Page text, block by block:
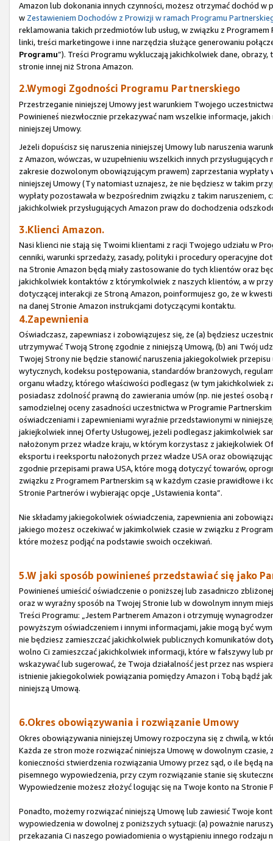
Amazon lub dokonania innych czynności, możesz otrzymać dochód
w Zestawieniem Dochodów z Prowizji w ramach Programu
reklamowania takich przedmiotów lub usług, w związku z
linki, treści marketingowe i inne narzędzia służące generowaniu
Programu”). Treści Programu wykluczają jakichkolwiek dane,
stronie innej niż Strona Amazon.
2.Wymogi Zgodności Programu Partnerskiego
Przestrzeganie niniejszej Umowy jest warunkiem Twojego
Powinieneś niezwłocznie przekazywać nam wszelkie informacje,
niniejszej Umowy.
Jeżeli dopuścisz się naruszenia niniejszej Umowy lub naruszenia
z Amazon, wówczas, w uzupełnieniu wszelkich innych
zakresie dozwolonym obowiązującym prawem) zaprzestania
niniejszej Umowy (Ty natomiast uznajesz, że nie będziesz w takim
wypłaty pozostawała w bezpośrednim związku z takim
jakichkolwiek przysługujących Amazon praw do dochodzenia
3.Klienci Amazon.
Nasi klienci nie stają się Twoimi klientami z racji Twojego udziału w
cenniki, warunki sprzedaży, zasady, polityki i procedury operacyjne
na Stronie Amazon będą miały zastosowanie do tych klientów oraz
jakichkolwiek kontaktów z którymkolwiek z naszych klientów, a w
dotyczącej interakcji ze Stroną Amazon, poinformujesz go, że w
na danej Stronie Amazon instrukcjami dotyczącymi kontaktu.
4.Zapewnienia
Oświadczasz, zapewniasz i zobowiązujesz się, że (a) będziesz
utrzymywać Twoją Stronę zgodnie z niniejszą Umową, (b) ani Twój
Twojej Strony nie będzie stanowić naruszenia jakiegokolwiek
wytycznych, kodeksu postępowania, standardów branżowych,
organu władzy, którego właściwości podlegasz (w tym jakichkolwiek
posiadasz zdolność prawną do zawierania umów (np. nie jesteś
samodzielnej oceny zasadności uczestnictwa w Programie
oświadczeniami i zapewnieniami wyraźnie przedstawionymi w
jakiejkolwiek innej Oferty Usługowej, jeżeli podlegasz jakimkolwiek
nałożonym przez władze kraju, w którym korzystasz z jakiejkolwiek
eksportu i reeksportu nałożonych przez władze USA oraz
zgodnie przepisami prawa USA, które mogą dotyczyć towarów,
związku z Programem Partnerskim są w każdym czasie prawidłowe
Stronie Partnerów i wybierając opcje „Ustawienia konta”.
Nie składamy jakiegokolwiek oświadczenia, zapewnienia ani
jakiego możesz oczekiwać w jakimkolwiek czasie w związku z
które możesz podjąć na podstawie swoich oczekiwań.
5.W jaki sposób powinieneś przedstawiać się jako
Powinieneś umieścić oświadczenie o poniższej lub zasadniczo
oraz w wyraźny sposób na Twojej Stronie lub w dowolnym innym
Treści Programu: „Jestem Partnerem Amazon i otrzymuję
powyższym oświadczeniem i innymi informacjami, jakie mogą być
nie będziesz zamieszczać jakichkolwiek publicznych komunikatów
wolno Ci zamieszczać jakichkolwiek informacji, które w fałszywy lub
wskazywać lub sugerować, że Twoja działalność jest przez nas
istnienie jakiegokolwiek powiązania pomiędzy Amazon i Tobą bądź
niniejszą Umową.
6.Okres obowiązywania i rozwiązanie Umowy
Okres obowiązywania niniejszej Umowy rozpoczyna się z chwilą, w
Każda ze stron może rozwiązać niniejsza Umowę w dowolnym
konieczności stwierdzenia rozwiązania Umowy przez sąd, o ile będą
pisemnego wypowiedzenia, przy czym rozwiązanie stanie się
Wypowiedzenie możesz złożyć logując się na Twoje konto na
Ponadto, możemy rozwiązać niniejszą Umowę lub zawiesić Twoje
wypowiedzenia w dowolnej z poniższych sytuacji: (a) poważnie
przekazania Ci naszego powiadomienia o wystąpieniu innego